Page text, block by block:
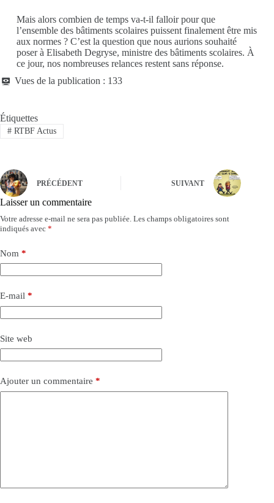
Mais alors combien de temps va-t-il falloir pour que
l’ensemble des bâtiments scolaires puissent finalement être mis
aux normes ? C’est la question que nous aurions souhaité
poser à Elisabeth Degryse, ministre des bâtiments scolaires. À
ce jour, nos nombreuses relances restent sans réponse.
Vues de la publication : 133
Étiquettes
#RTBF Actus
PRÉCÉDENT SUIVANT
Laisser un commentaire
Votre adresse e-mail ne sera pas publiée. Les champs obligatoires sont
indiqués avec *
Nom *
E-mail *
Site web
Ajouter un commentaire *